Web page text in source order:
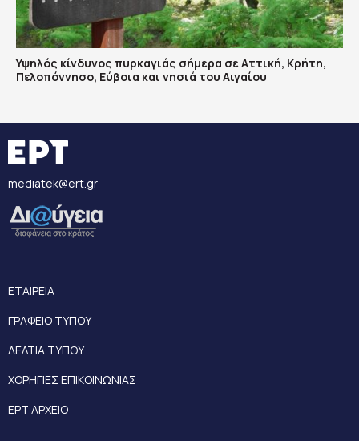
Υψηλός κίνδυνος πυρκαγιάς σήμερα σε Αττική, Κρήτη,
Πελοπόννησο, Εύβοια και νησιά του Αιγαίου
mediatek@ert.gr
ΕΤΑΙΡΕΙΑ
ΓΡΑΦΕΙΟ ΤΥΠΟΥ
ΔΕΛΤΙΑ ΤΥΠΟΥ
ΧΟΡΗΓΙΕΣ ΕΠΙΚΟΙΝΩΝΙΑΣ
ΕΡΤ ΑΡΧΕΙΟ